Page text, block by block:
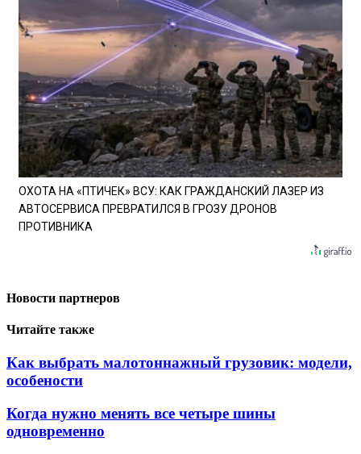
ОХОТА НА «ПТИЧЕК» ВСУ: КАК ГРАЖДАНСКИЙ ЛАЗЕР ИЗ
АВТОСЕРВИСА ПРЕВРАТИЛСЯ В ГРОЗУ ДРОНОВ
ПРОТИВНИКА
Новости партнеров
Читайте также
Как выбрать малотоннажный грузовик: модели,
особености
Когда нужно менять все четыре шины
одновременно